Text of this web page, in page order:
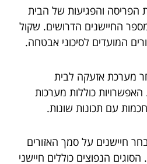
והפגיעות של הבית
החיישנים הדרושים. שקול
המועדים לסיכוני אבטחה.
מערכת אזעקה לבית
כוללות מערכות
עם תכונות שונות.
חיישנים על סמך האזורים
הנפוצים כוללים חיישני